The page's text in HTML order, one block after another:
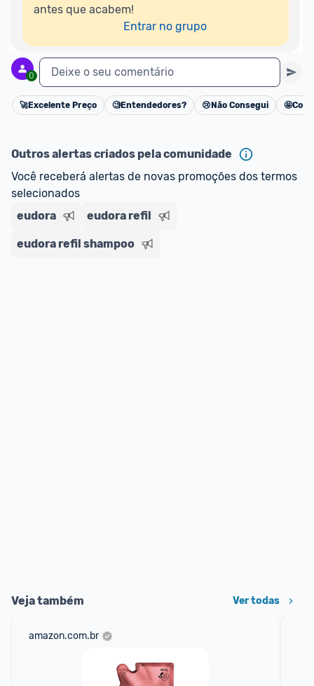
antes que acabem!
Entrar no grupo
0 Deixe o seu comentário
Cancelar
🚀Excelente Preço 🧐Entendedores? 😢 Não Consegui 🤩
Outros alertas criados pela comunidade
Você receberá alertas de novas promoções dos termos
selecionados
eudora
eudora refil
eudora refil shampoo
Veja também Ver todas
amazon.com.br